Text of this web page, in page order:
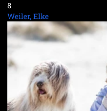
8
Weiler, Elke